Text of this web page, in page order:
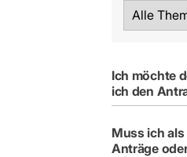
Ich möchte
ich den
Muss ich
Anträge